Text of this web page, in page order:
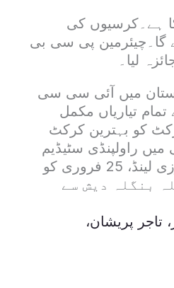
ہے۔کرسیوں کی
گا۔چیئرمین پی سی بی
لیا۔
میں آئی سی سی
تمام تیاریاں مکمل
کو بہترین کرکٹ
میں راولپنڈی سٹیڈیم
میں 3 میچ کھیلے جائیں گے ۔ 24 فروری کو بنگلہ دیش کا نیوزی لینڈ، 25 فروری کو
کا مقابلہ بنگلہ دیش سے
تاجر پریشان،